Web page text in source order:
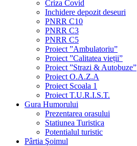
Criza Covid
Inchidere depozit deseuri
PNRR C10
PNRR C3
PNRR C5
Proiect ”Ambulatoriu”
Proiect ”Calitatea vieții”
Proiect ”Strazi & Autobuze”
Proiect O.A.Z.A
Proiect Scoala 1
Proiect T.U.R.I.S.T.
Gura Humorului
Prezentarea orasului
Statiunea Turistica
Potentialul turistic
Pârtia Şoimul